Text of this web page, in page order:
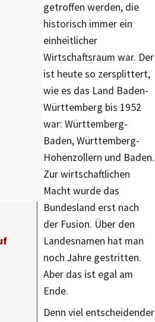
getroffen werden, die
historisch immer ein
einheitlicher
Wirtschaftsraum war. Der
ist heute so zersplittert,
wie es das Land Baden-
Württemberg bis 1952
war: Württemberg-
Baden, Württemberg-
Hohenzollern und Baden.
Zur wirtschaftlichen
Macht wurde das
Bundesland erst nach
der Fusion. Über den
Landesnamen hat man
noch Jahre gestritten.
Aber das ist egal am
Ende.
Denn viel entscheidender